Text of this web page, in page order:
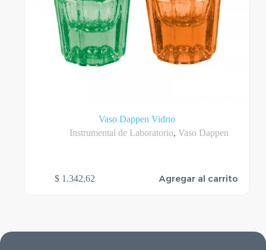
Vaso Dappen Vidrio
Instrumental de Laboratorio, Vaso Dappen
$ 1.342,62 Agregar al carrito